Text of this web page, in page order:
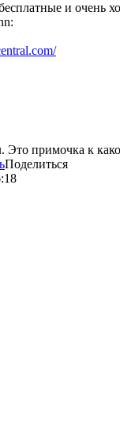
и очень
Это примочка к
Поделиться